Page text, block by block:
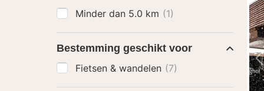
Minder dan 5.0 km (1)
Bestemming geschikt voor
Fietsen & wandelen (7)